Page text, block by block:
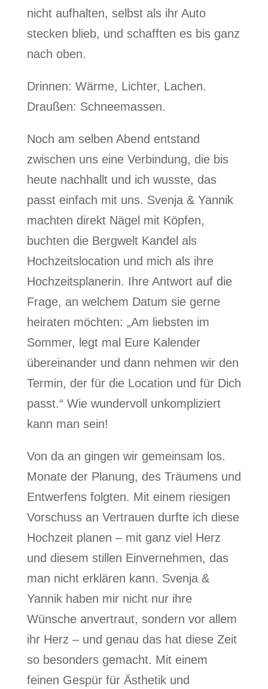
nicht aufhalten, selbst als ihr Auto
stecken blieb, und schafften es bis ganz
nach oben.
Drinnen: Wärme, Lichter, Lachen.
Draußen: Schneemassen.
Noch am selben Abend entstand
zwischen uns eine Verbindung, die bis
heute nachhallt und ich wusste, das
passt einfach mit uns. Svenja & Yannik
machten direkt Nägel mit Köpfen,
buchten die Bergwelt Kandel als
Hochzeitslocation und mich als ihre
Hochzeitsplanerin. Ihre Antwort auf die
Frage, an welchem Datum sie gerne
heiraten möchten: „Am liebsten im
Sommer, legt mal Eure Kalender
übereinander und dann nehmen wir den
Termin, der für die Location und für Dich
passt.“ Wie wundervoll unkompliziert
kann man sein!
Von da an gingen wir gemeinsam los.
Monate der Planung, des Träumens und
Entwerfens folgten. Mit einem riesigen
Vorschuss an Vertrauen durfte ich diese
Hochzeit planen – mit ganz viel Herz
und diesem stillen Einvernehmen, das
man nicht erklären kann. Svenja &
Yannik haben mir nicht nur ihre
Wünsche anvertraut, sondern vor allem
ihr Herz – und genau das hat diese Zeit
so besonders gemacht. Mit einem
feinen Gespür für Ästhetik und